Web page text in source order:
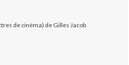
de cinéma) de Gilles Jacob